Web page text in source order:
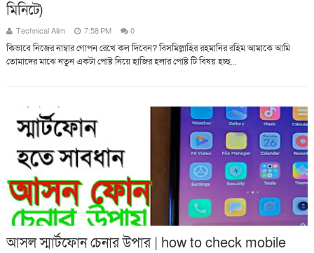
মিনিটে)
Technical Alim 7:58 PM 0
কিভাবে নিজের নাম্বার গোপন রেখে কল দিবেন? বিসমিল্লাহির রহমানির রহিম আমাকে আমি
তোমাদের মাঝে নতুন একটা পোষ্ট নিয়ে হাজির হলার পোষ্ট টি বিষয় হচ্ছ...
আসল স্মার্টফোন চেনার উপার | how to check mobile